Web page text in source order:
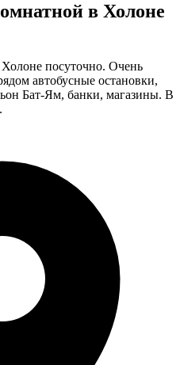
в Холоне
посуточно. Очень
автобусные остановки,
Бат-Ям, банки, магазины. В